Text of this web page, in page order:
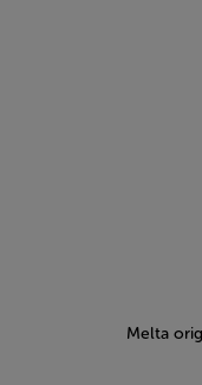
Melta